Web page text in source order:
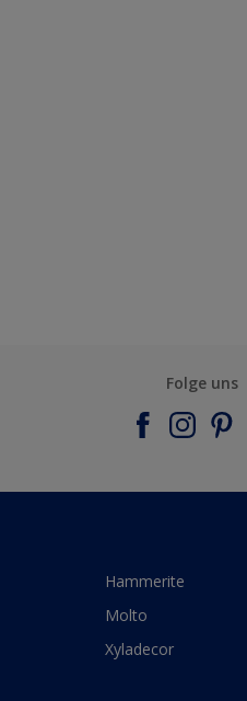
Folge uns
Hammerite
Molto
Xyladecor